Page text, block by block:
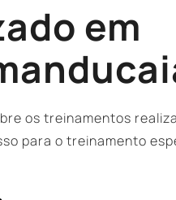
em
os treinamentos
para o treinamento